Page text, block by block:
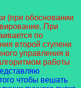
(при обосновании
При
по
второй ступени
управления в
работы
чтобы вешать